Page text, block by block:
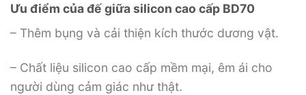
Ưu điểm của đế giữa silicon cao cấp BD70
– Thêm bụng và cải thiện kích thước dương vật.
– Chất liệu silicon cao cấp mềm mại, êm ái cho
người dùng cảm giác như thật.